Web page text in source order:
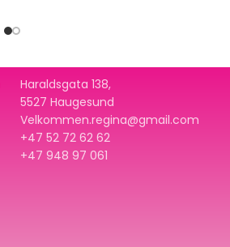
Haraldsgata 138,
5527 Haugesund
Velkommen.regina@gmail.com
+47 52 72 62 62
+47 948 97 061